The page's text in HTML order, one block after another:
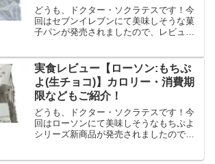
どうも、ドクター・ソクラテスです！今
回はセブンイレブンにて美味しそうな菓
子パンが発売されましたので、レビュー
と渋みを味わえる商品です。出典:セブン
イレブン公式サイトパッ...
実食レビュー【ローソン:もちぷ
よ(生チョコ)】カロリー・消費期
限などもご紹介！
どうも、ドクター・ソクラテスです！今
回はローソンにて美味しそうなもちぷよ
シリーズ新商品が発売されましたので、